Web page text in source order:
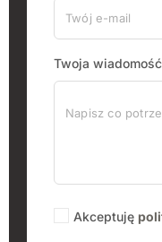
Twoja wiadomość
Akceptuję